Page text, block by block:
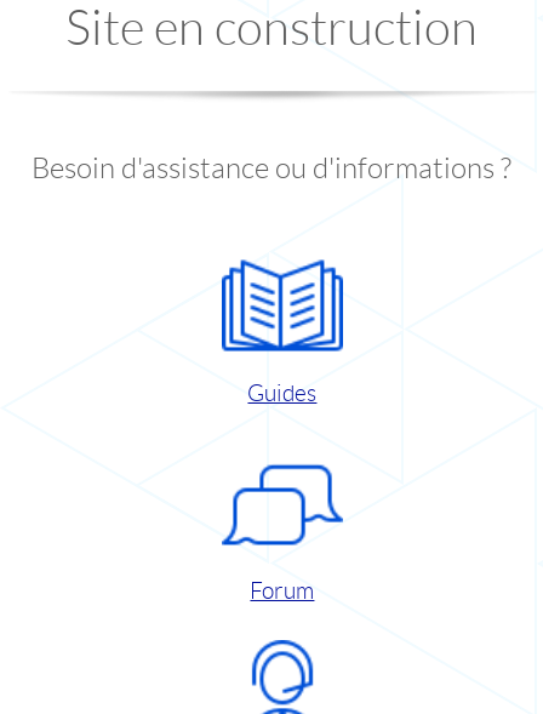
Site en construction
Besoin d'assistance ou d'informations ?
Guides
Forum